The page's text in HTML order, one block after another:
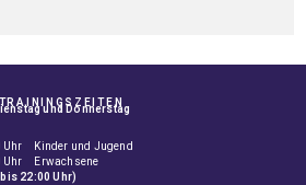
und Donnerstag
Uhr Kinder und Jugend
Uhr Erwachsene
22:00 Uhr)